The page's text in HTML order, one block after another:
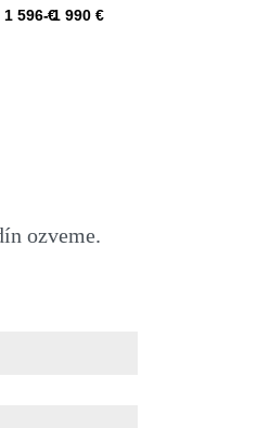
1 596€1 990€
ozveme.